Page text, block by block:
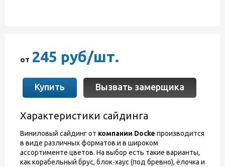
от 245 руб/шт.
Купить Вызвать замерщика
Характеристики сайдинга
Виниловый сайдинг от компании Docke производится
в виде различных форматов и в широком
ассортименте цветов. На выбор есть такие варианты,
как корабельный брус, блок-хаус (под бревно), ёлочка и